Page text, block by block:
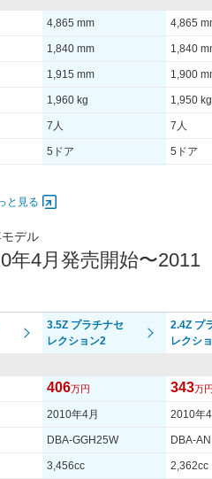
4,865 mm 4,865
1,840 mm 1,840
1,915 mm 1,900
1,960 kg 1,950 kg
7人 7人
5ドア 5ドア
224 [22.8]/ 4,400 344
235/50R18 97V 235/
235/50R18 97V 235/
- -
と見る
デル
年4月発売開始〜2011
3.5Z プラチナセ
レクション2
2.4Z プ
レクシ
406万円 343万
2010年4月 2010年
DBA-GGH25W DBA-
3,456cc 2,362cc